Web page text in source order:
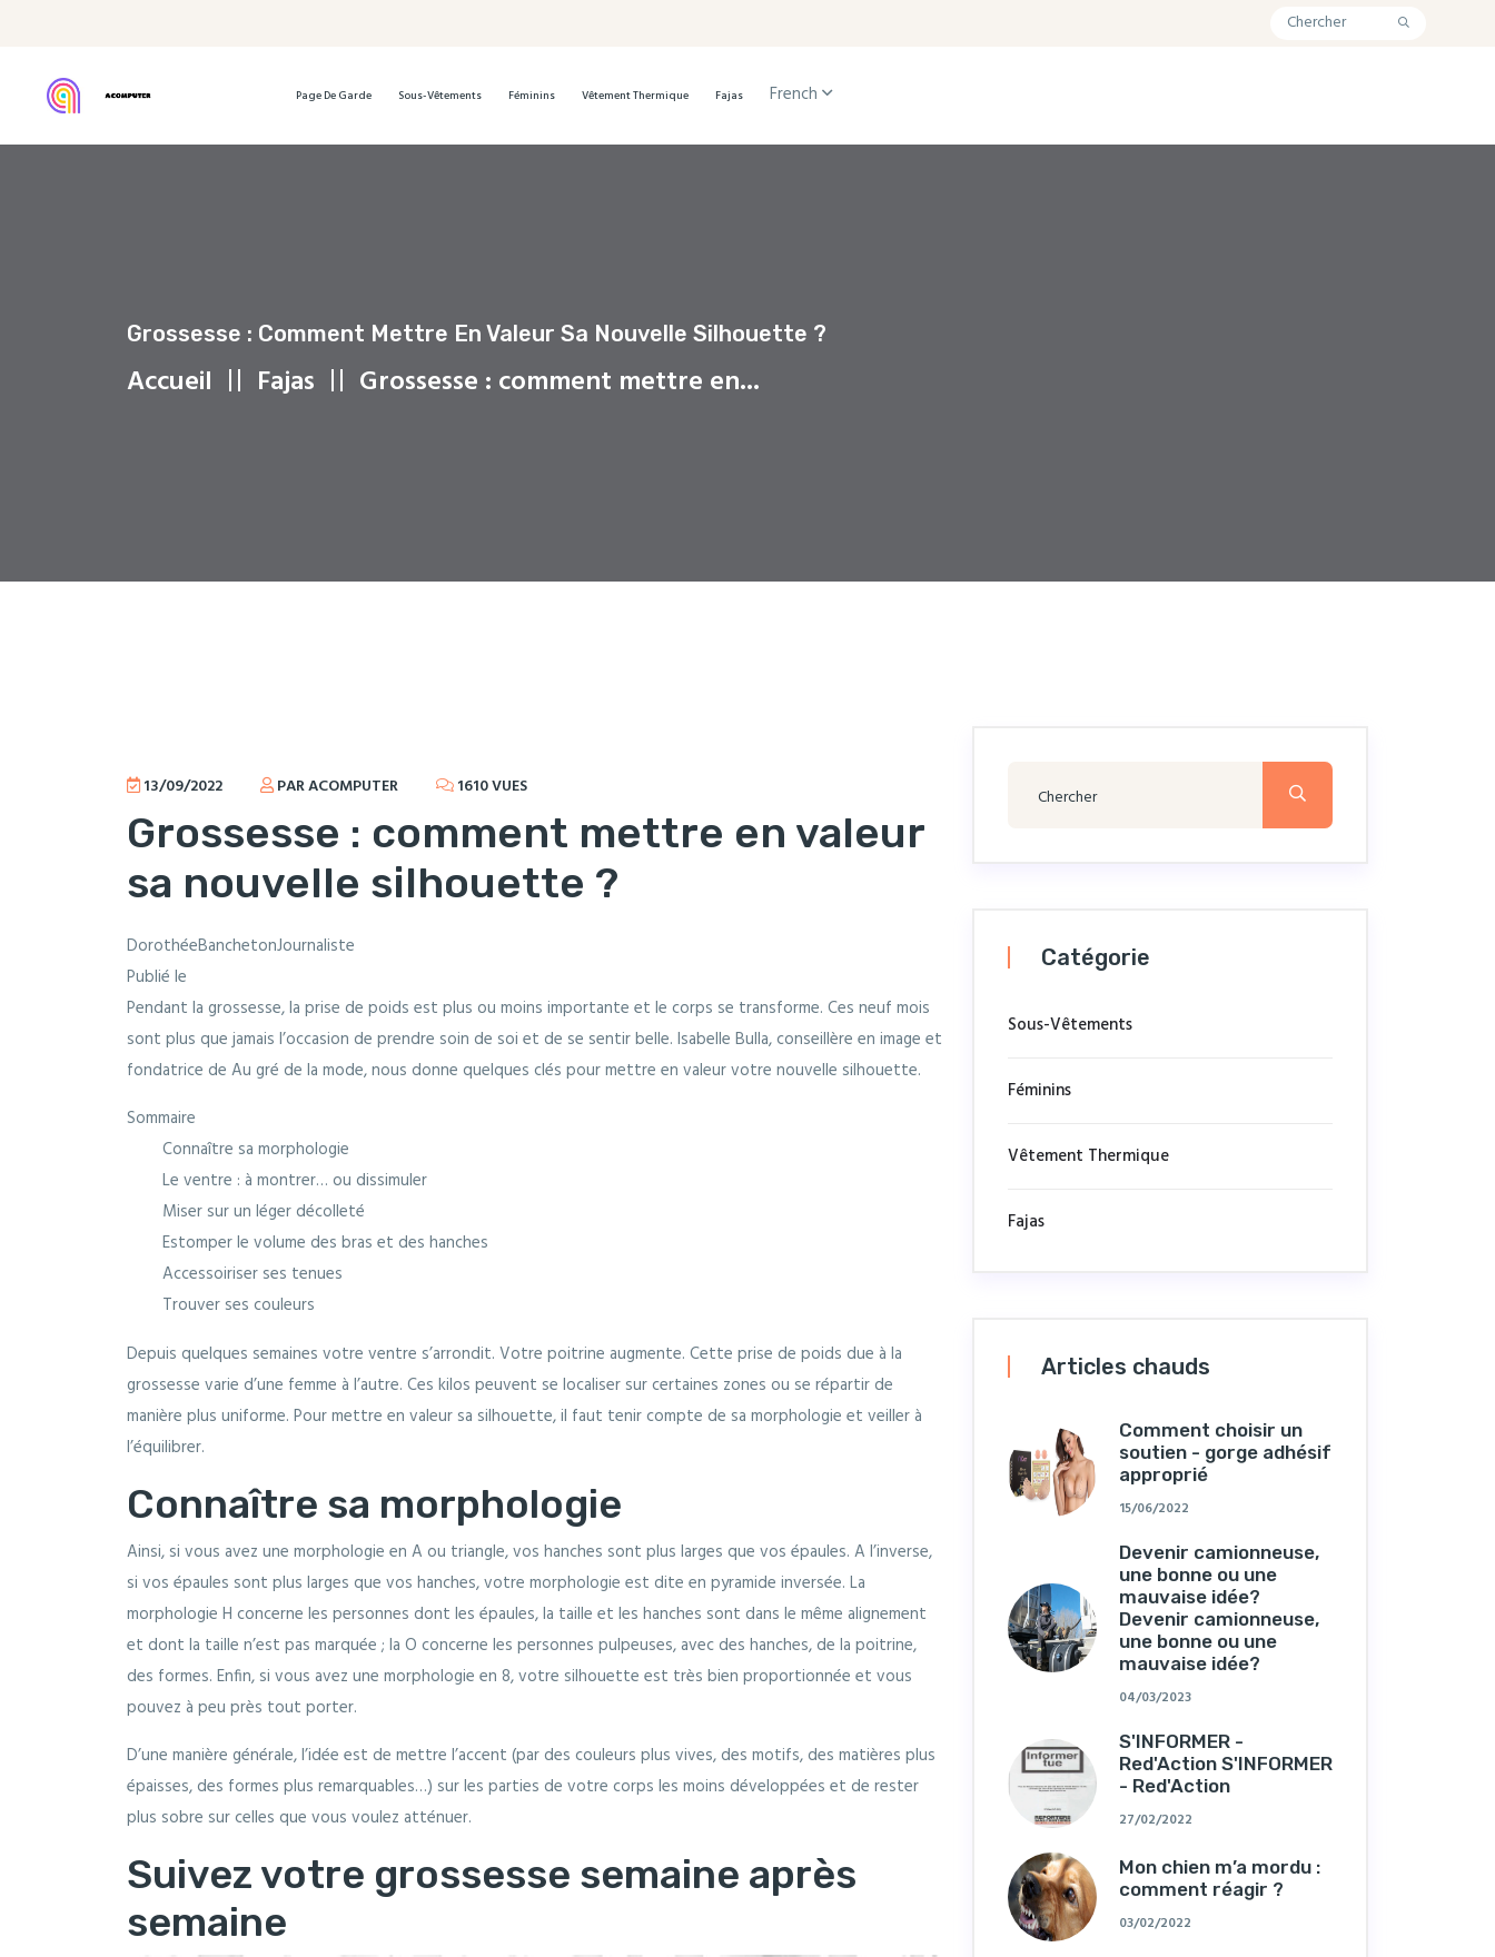
Page De Garde Sous-Vêtements Féminins Vêtement Thermique Fajas French
Grossesse : Comment Mettre En Valeur Sa Nouvelle Silhouette ?
Accueil Fajas Grossesse : comment mettre en...
13/09/2022 PAR ACOMPUTER 1610 VUES
Grossesse : comment mettre en valeur
sa nouvelle silhouette ?
DorothéeBanchetonJournaliste
Publié le
Pendant la grossesse, la prise de poids est plus ou moins importante et le corps se transforme. Ces neuf mois
sont plus que jamais l’occasion de prendre soin de soi et de se sentir belle. Isabelle Bulla, conseillère en image et
fondatrice de Au gré de la mode, nous donne quelques clés pour mettre en valeur votre nouvelle silhouette.
Sommaire
Connaître sa morphologie
Le ventre : à montrer… ou dissimuler
Miser sur un léger décolleté
Estomper le volume des bras et des hanches
Accessoiriser ses tenues
Trouver ses couleurs
Depuis quelques semaines votre ventre s’arrondit. Votre poitrine augmente. Cette prise de poids due à la
grossesse varie d’une femme à l’autre. Ces kilos peuvent se localiser sur certaines zones ou se répartir de
manière plus uniforme. Pour mettre en valeur sa silhouette, il faut tenir compte de sa morphologie et veiller à
l’équilibrer.
Connaître sa morphologie
Ainsi, si vous avez une morphologie en A ou triangle, vos hanches sont plus larges que vos épaules. A l’inverse,
si vos épaules sont plus larges que vos hanches, votre morphologie est dite en pyramide inversée. La
morphologie H concerne les personnes dont les épaules, la taille et les hanches sont dans le même alignement
et dont la taille n’est pas marquée ; la O concerne les personnes pulpeuses, avec des hanches, de la poitrine,
des formes. Enfin, si vous avez une morphologie en 8, votre silhouette est très bien proportionnée et vous
pouvez à peu près tout porter.
D’une manière générale, l’idée est de mettre l’accent (par des couleurs plus vives, des motifs, des matières plus
épaisses, des formes plus remarquables…) sur les parties de votre corps les moins développées et de rester
plus sobre sur celles que vous voulez atténuer.
Suivez votre grossesse semaine après
semaine
Catégorie
Sous-Vêtements
Féminins
Vêtement Thermique
Fajas
Articles chauds
Comment choisir un
soutien - gorge adhésif
approprié
15/06/2022
Devenir camionneuse,
une bonne ou une
mauvaise idée?
Devenir camionneuse,
une bonne ou une
mauvaise idée?
04/03/2023
S'INFORMER -
Red'Action S'INFORMER
- Red'Action
27/02/2022
Mon chien m’a mordu :
comment réagir ?
03/02/2022